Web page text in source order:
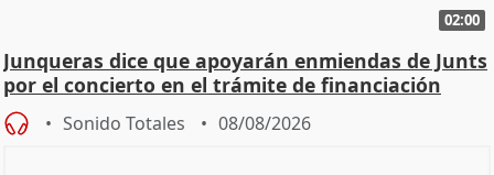
02:00
Junqueras dice que apoyarán enmiendas de Junts
por el concierto en el trámite de financiación
Sonido Totales 08/08/2026